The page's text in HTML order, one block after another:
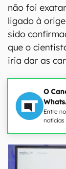
não foi
ligado à
sido
que o
iria dar as
O
Entre
notícias